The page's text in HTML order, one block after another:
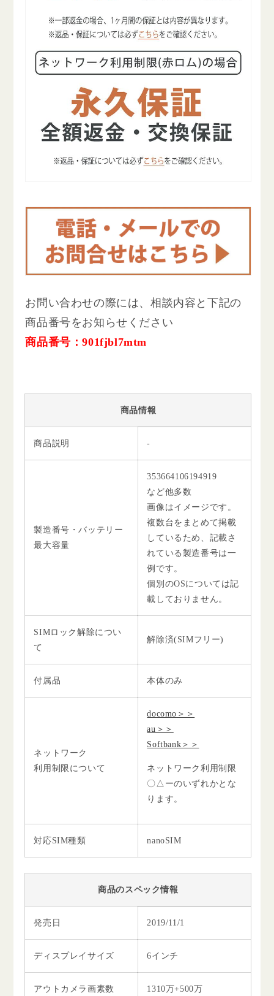
お問い合わせの際には、相談内容と下記の
商品番号をお知らせください
商品番号：901fjbl7mtm
商品情報
商品説明 -
製造番号・バッテリー
最大容量
353664106194919
など他多数
画像はイメージです。
複数台をまとめて掲載
しているため、記載さ
れている製造番号は一
例です。
個別のOSについては記
載しておりません。
SIMロック解除につい
て
解除済(SIMフリー)
付属品 本体のみ
ネットワーク
利用制限について
docomo＞＞
au＞＞
Softbank＞＞
ネットワーク利用制限
〇△ーのいずれかとな
ります。
対応SIM種類 nanoSIM
商品のスペック情報
発売日 2019/11/1
ディスプレイサイズ 6インチ
アウトカメラ画素数 1310万+500万